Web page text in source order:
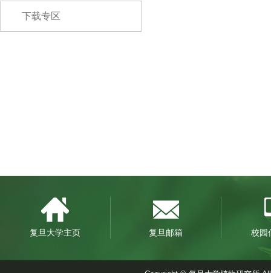
下载专区
复旦大学主页 复旦邮箱 校园